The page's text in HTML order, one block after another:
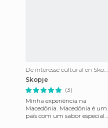
De interesse cultural en Skopje
Skopje
(3)
Minha experiência na
Macedônia. Macedônia é um
país com um sabor especial,